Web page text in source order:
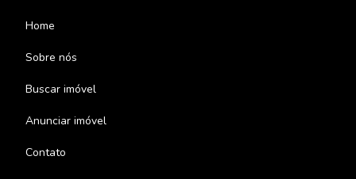
Home
Sobre nós
Buscar imóvel
Anunciar imóvel
Contato